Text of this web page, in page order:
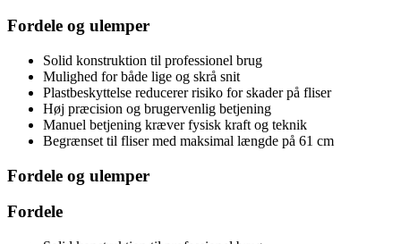
Fordele og ulemper
Solid konstruktion til professionel brug
Mulighed for både lige og skrå snit
Plastbeskyttelse reducerer risiko for skader på fliser
Høj præcision og brugervenlig betjening
Manuel betjening kræver fysisk kraft og teknik
Begrænset til fliser med maksimal længde på 61 cm
Fordele og ulemper
Fordele